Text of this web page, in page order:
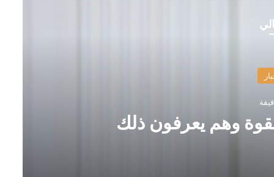
وهم يعرفون ذلك